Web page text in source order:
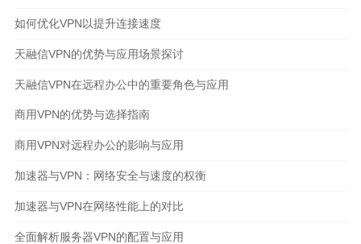
如何优化VPN以提升连接速度
天融信VPN的优势与应用场景探讨
天融信VPN在远程办公中的重要角色与应用
商用VPN的优势与选择指南
商用VPN对远程办公的影响与应用
加速器与VPN：网络安全与速度的权衡
加速器与VPN在网络性能上的对比
全面解析服务器VPN的配置与应用